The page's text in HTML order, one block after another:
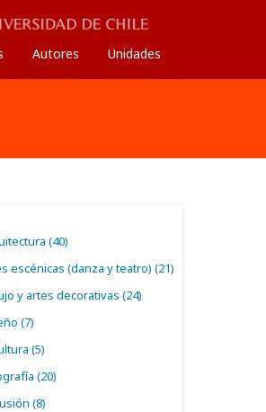
Autores Unidades
(40)
escénicas (danza y teatro) (21)
y artes decorativas (24)
(7)
(5)
(20)
(8)